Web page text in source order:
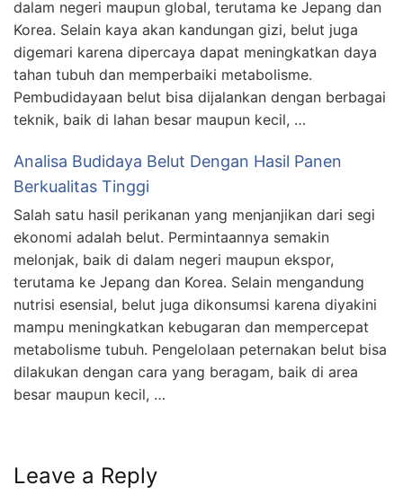
dalam negeri maupun global, terutama ke Jepang dan
Korea. Selain kaya akan kandungan gizi, belut juga
digemari karena dipercaya dapat meningkatkan daya
tahan tubuh dan memperbaiki metabolisme.
Pembudidayaan belut bisa dijalankan dengan berbagai
teknik, baik di lahan besar maupun kecil, …
Analisa Budidaya Belut Dengan Hasil Panen
Berkualitas Tinggi
Salah satu hasil perikanan yang menjanjikan dari segi
ekonomi adalah belut. Permintaannya semakin
melonjak, baik di dalam negeri maupun ekspor,
terutama ke Jepang dan Korea. Selain mengandung
nutrisi esensial, belut juga dikonsumsi karena diyakini
mampu meningkatkan kebugaran dan mempercepat
metabolisme tubuh. Pengelolaan peternakan belut bisa
dilakukan dengan cara yang beragam, baik di area
besar maupun kecil, …
Leave a Reply